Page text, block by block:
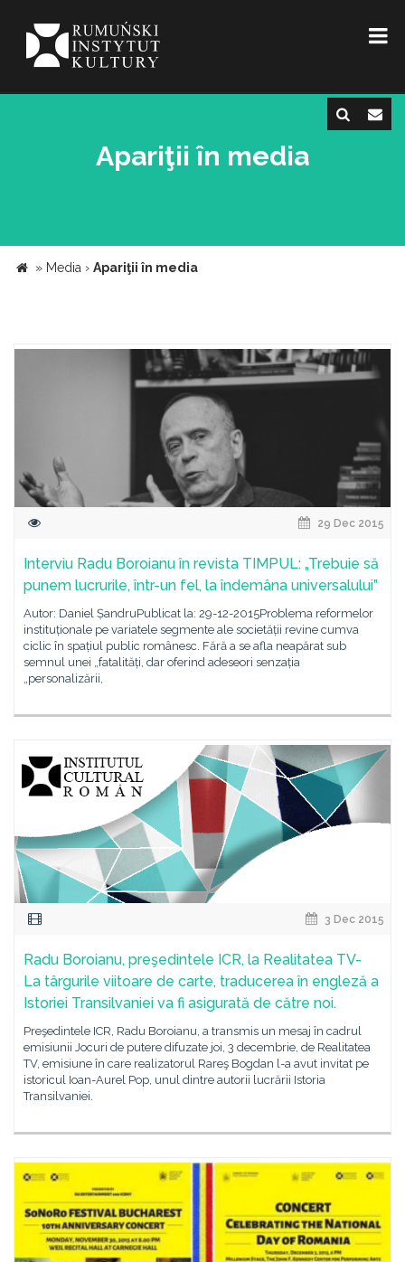
Apariţii în media
» Media › Apariţii în media
29 Dec 2015
Interviu Radu Boroianu în revista TIMPUL: „Trebuie să
punem lucrurile, într-un fel, la îndemâna universalului”
Autor: Daniel ȘandruPublicat la: 29-12-2015Problema reformelor
instituționale pe variatele segmente ale societății revine cumva
ciclic în spațiul public românesc. Fără a se afla neapărat sub
semnul unei „fatalități, dar oferind adeseori senzația
„personalizării,
3 Dec 2015
Radu Boroianu, preşedintele ICR, la Realitatea TV-
La târgurile viitoare de carte, traducerea în engleză a
Istoriei Transilvaniei va fi asigurată de către noi.
Preşedintele ICR, Radu Boroianu, a transmis un mesaj în cadrul
emisiunii Jocuri de putere difuzate joi, 3 decembrie, de Realitatea
TV, emisiune în care realizatorul Rareş Bogdan l-a avut invitat pe
istoricul Ioan-Aurel Pop, unul dintre autorii lucrării Istoria
Transilvaniei.